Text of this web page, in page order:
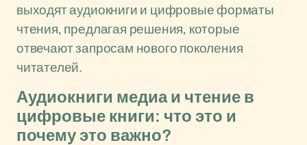
выходят аудиокниги и цифровые форматы
чтения, предлагая решения, которые
отвечают запросам нового поколения
читателей.
Аудиокниги медиа и чтение в
цифровые книги: что это и
почему это важно?